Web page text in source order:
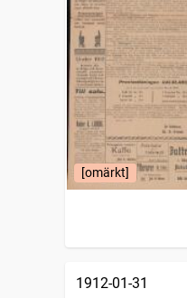
[omärkt]
1912-01-31